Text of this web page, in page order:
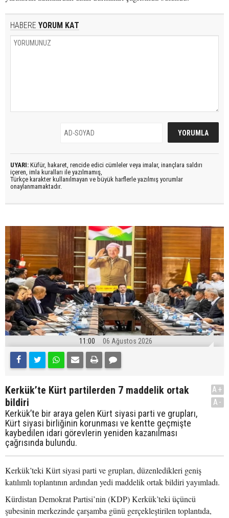
HABERE YORUM KAT
UYARI: Küfür, hakaret, rencide edici cümleler veya imalar, inançlara saldırı
içeren, imla kuralları ile yazılmamış,
Türkçe karakter kullanılmayan ve büyük harflerle yazılmış yorumlar
onaylanmamaktadır.
11:00 06 Ağustos 2026
Kerkük’te Kürt partilerden 7 maddelik ortak
bildiri
Kerkük’te bir araya gelen Kürt siyasi parti ve grupları,
Kürt siyasi birliğinin korunması ve kentte geçmişte
kaybedilen idari görevlerin yeniden kazanılması
çağrısında bulundu.
A+
A-
Kerkük’teki Kürt siyasi parti ve grupları, düzenledikleri geniş
katılımlı toplantının ardından yedi maddelik ortak bildiri yayımladı.
Kürdistan Demokrat Partisi’nin (KDP) Kerkük’teki üçüncü
şubesinin merkezinde çarşamba günü gerçekleştirilen toplantıda,